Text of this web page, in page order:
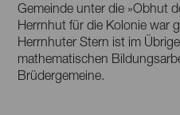
Gemeinde unter die »Obhut
Herrnhut für die Kolonie war
Herrnhuter Stern ist im
mathematischen
Brüdergemeine.